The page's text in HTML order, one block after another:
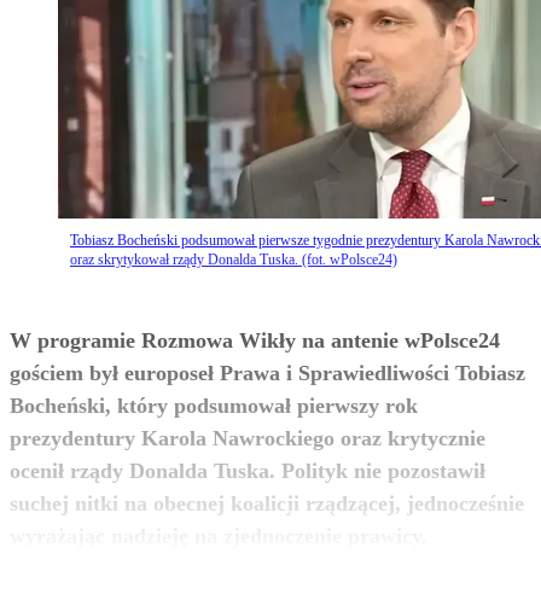
Tobiasz Bocheński podsumował pierwsze tygodnie prezydentury Karola
oraz skrytykował rządy Donalda Tuska. (fot. wPolsce24)
W programie Rozmowa Wikły na antenie wPolsce24
gościem był europoseł Prawa i Sprawiedliwości Tobiasz
Bocheński, który podsumował pierwszy rok
prezydentury Karola Nawrockiego oraz krytycznie
ocenił rządy Donalda Tuska. Polityk nie pozostawił
suchej nitki na obecnej koalicji rządzącej, jednocześnie
zobacz więcej